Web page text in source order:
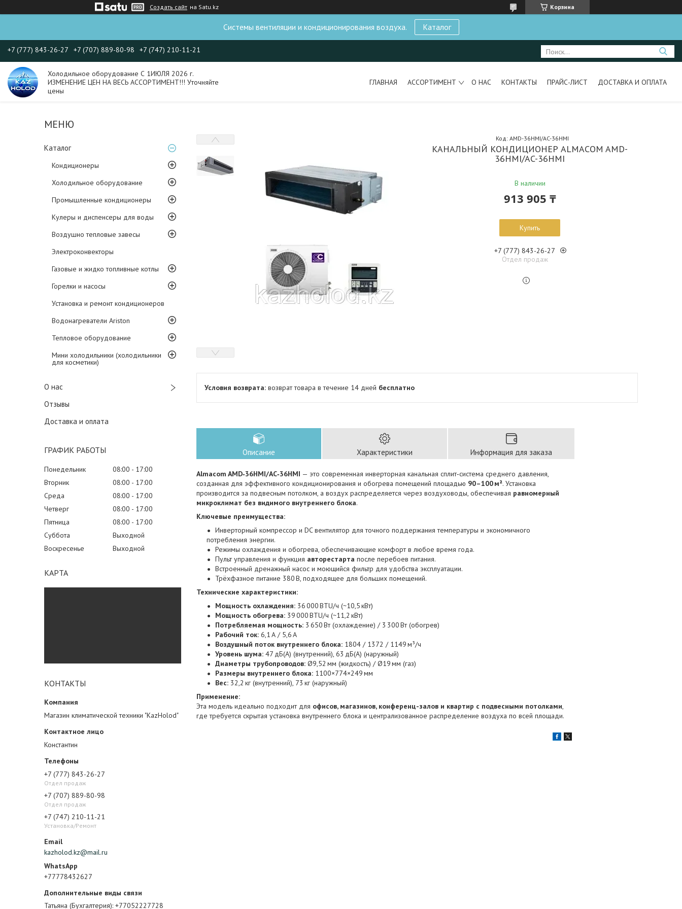
Создать сайт на Satu.kz Корзина
Системы вентиляции и кондиционирования воздуха. Каталог
+7 (777) 843-26-27 +7 (707) 889-80-98 +7 (747) 210-11-21
Холодильное оборудование С 1ИЮЛЯ 2026 г.
ИЗМЕНЕНИЕ ЦЕН НА ВЕСЬ АССОРТИМЕНТ!!! Уточняйте
цены
ГЛАВНАЯ АССОРТИМЕНТ О НАС КОНТАКТЫ ПРАЙС-ЛИСТ ДОСТАВКА И ОПЛАТА
Каталог
Кондиционеры
Холодильное оборудование
Промышленные кондиционеры
Кулеры и диспенсеры для воды
Воздушно тепловые завесы
Электроконвекторы
Газовые и жидко топливные котлы
Горелки и насосы
Установка и ремонт кондиционеров
Водонагреватели Ariston
Тепловое оборудование
Мини холодильники (холодильники
для косметики)
О нас
Отзывы
Доставка и оплата
ГРАФИК РАБОТЫ
Понедельник 08:00
17:00
Вторник
08:00
17:00
Среда
08:00
17:00
Четверг
08:00
17:00
Пятница
08:00
17:00
Суббота
Выходной
Воскресенье
Выходной
КАРТА
КОНТАКТЫ
Магазин климатической техники "KazHolod"
Константин
+7 (777) 843-26-27
Отдел продаж
+7 (707) 889-80-98
Отдел продаж
+7 (747) 210-11-21
Установка/Ремонт
kazholod.kz@mail.ru
+77778432627
Татьяна (Бухгалтерия) +77052227728
КАНАЛЬНЫЙ КОНДИЦИОНЕР ALMACOM AMD-
36HМI/AC-36HMI
В наличии
Код:AMD-36HМI/AC-36HMI
913 905 ₸
Купить
+7 (777) 843-26-27
Отдел продаж
возврат товара в течение 14 дней бесплатно
Описание Характеристики Информация для заказа
Almacom AMD‑36HMI/AC‑36HMI — это современная инверторная канальная сплит‑система среднего давления,
созданная для эффективного кондиционирования и обогрева помещений площадью 90–100 м². Установка
производится за подвесным потолком, а воздух распределяется через воздуховоды, обеспечивая равномерный
микроклимат без видимого внутреннего блока.
Ключевые преимущества:
Инверторный компрессор и DC вентилятор для точного поддержания температуры и экономичного
потребления энергии.
Режимы охлаждения и обогрева, обеспечивающие комфорт в любое время года.
Пульт управления и функция авторестарта после перебоев питания.
Встроенный дренажный насос и моющийся фильтр для удобства эксплуатации.
Трёхфазное питание 380 В, подходящее для больших помещений.
Технические характеристики:
Мощность охлаждения: 36 000 BTU/ч (~10,5 кВт)
Мощность обогрева: 39 000 BTU/ч (~11,2 кВт)
Потребляемая мощность: 3 650 Вт (охлаждение) / 3 300 Вт (обогрев)
Рабочий ток: 6,1 А / 5,6 А
Воздушный поток внутреннего блока: 1804 / 1372 / 1149 м³/ч
Уровень шума: 47 дБ(А) (внутренний), 63 дБ(А) (наружный)
Диаметры трубопроводов: Ø9,52 мм (жидкость) / Ø19 мм (газ)
Размеры внутреннего блока: 1100×774×249 мм
Вес: 32,2 кг (внутренний), 73 кг (наружный)
Применение:
Эта модель идеально подходит для офисов, магазинов, конференц-залов и квартир с подвесными потолками,
где требуется скрытая установка внутреннего блока и централизованное распределение воздуха по всей площади.